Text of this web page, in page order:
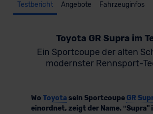
Testbericht Angebote Fahrzeuginfos
Toyota GR Supra im
Ein Sportcoupe der alten
modernster Rennsport-
Wo Toyotasein Sportcoupe GR
einordnet, zeigt der Name. ʺSupra"